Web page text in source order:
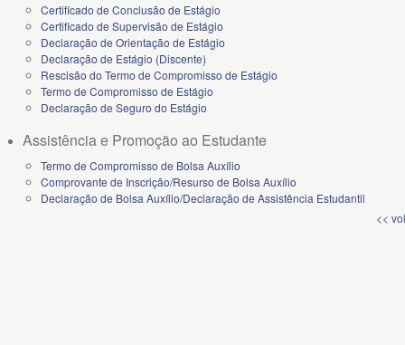
Certificado de Conclusão de Estágio
Certificado de Supervisão de Estágio
Declaração de Orientação de Estágio
Declaração de Estágio (Discente)
Rescisão do Termo de Compromisso de Estágio
Termo de Compromisso de Estágio
Declaração de Seguro do Estágio
Assistência e Promoção ao Estudante
Termo de Compromisso de Bolsa Auxílio
Comprovante de Inscrição/Resurso de Bolsa Auxílio
Declaração de Bolsa Auxílio/Declaração de Assistência Estudantil
<<